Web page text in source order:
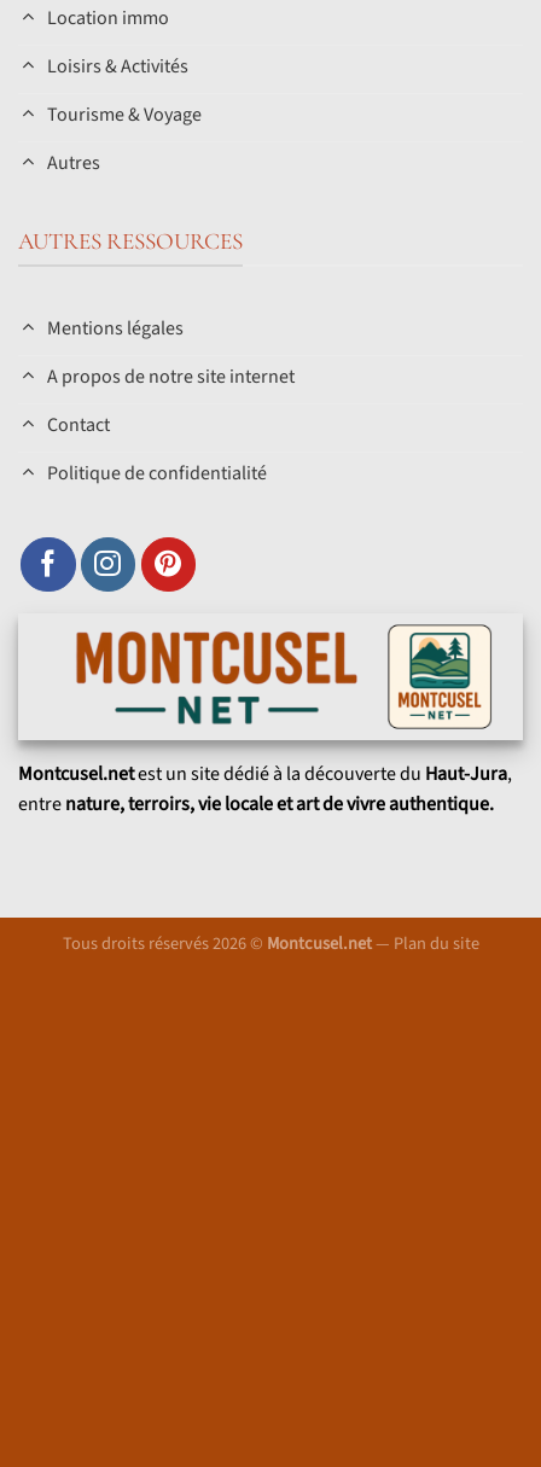
Location immo
Loisirs & Activités
Tourisme & Voyage
Autres
AUTRES RESSOURCES
Mentions légales
A propos de notre site internet
Contact
Politique de confidentialité
Montcusel.netest un site dédié à la découverte du Haut-Jura,
entrenature, terroirs, vie locale et art de vivre authentique.
Tous droits réservés 2026 © Montcusel.net— Plan du site